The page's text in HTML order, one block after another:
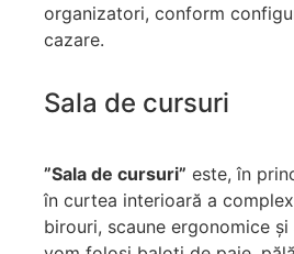
organizatori, conform
cazare.
Sala de cursuri
”Sala de cursuri” este, în
în curtea interioară a
birouri, scaune ergonomice